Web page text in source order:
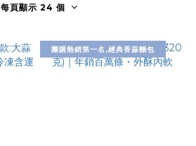
每頁顯示 24 個
團購熱銷第一名,經典香蒜麵包